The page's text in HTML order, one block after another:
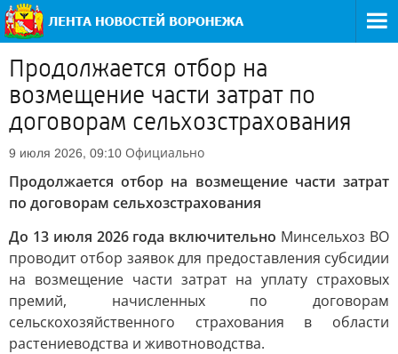
Продолжается отбор на
возмещение части затрат по
договорам сельхозстрахования
9 июля 2026, 09:10 Официально
Продолжается отбор на возмещение части затрат
по договорам сельхозстрахования
До 13 июля 2026 года включительно Минсельхоз ВО
проводит отбор заявок для предоставления субсидии
на возмещение части затрат на уплату страховых
премий, начисленных по договорам
сельскохозяйственного страхования в области
растениеводства и животноводства.